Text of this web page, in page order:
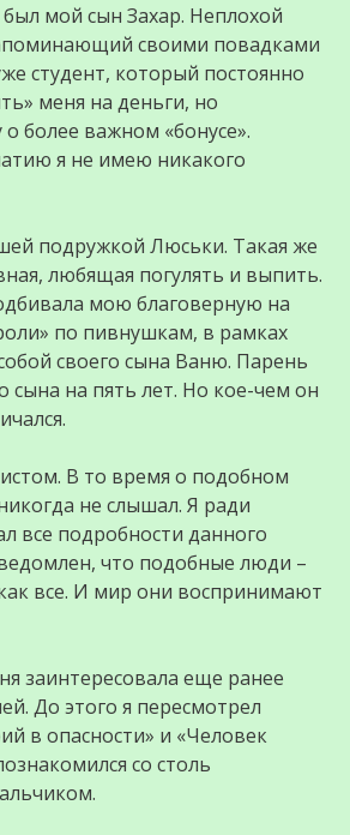
мой сын Захар. Неплохой
своими повадками
студент, который постоянно
меня на деньги, но
о более важном «бонусе».
я не имею никакого
подружкой Люськи. Такая же
любящая погулять и выпить.
мою благоверную на
по пивнушкам, в рамках
своего сына Ваню. Парень
сына на пять лет. Но кое-чем он
В то время о подобном
не слышал. Я ради
все подробности данного
что подобные люди –
все. И мир они воспринимают
заинтересовала еще ранее
До этого я пересмотрел
в опасности» и «Человек
со столь